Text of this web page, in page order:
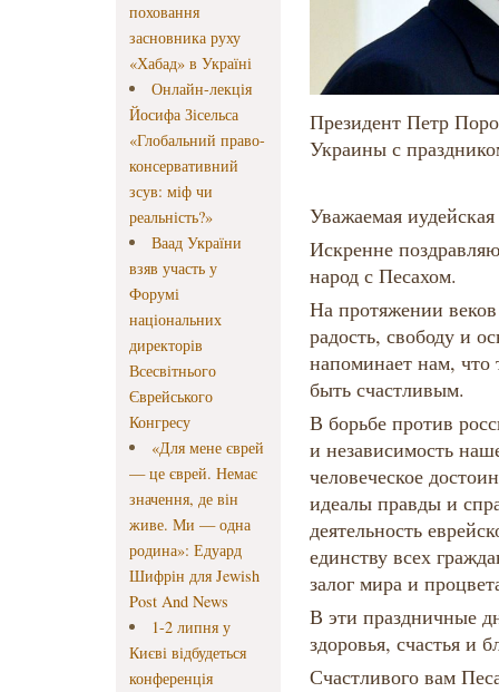
поховання
засновника руху
«Хабад» в Україні
Онлайн-лекція
Йосифа Зісельса
«Глобальний право-
консервативний
зсув: міф чи
реальність?»
Ваад України
взяв участь у
Форумі
національних
директорів
Всесвітнього
Єврейського
Конгресу
«Для мене єврей
— це єврей. Немає
значення, де він
живе. Ми — одна
родина»: Едуард
Шифрін для Jewish
Post And News
1-2 липня у
Києві відбудеться
конференція
Президент Петр
Украины с
Уважаемая
Искренне
народ с Песахом.
На протяжении
радость, свободу и
напоминает нам, что
быть счастливым.
В борьбе против
и независимость
человеческое
идеалы правды и
деятельность
единству всех
залог мира и
В эти праздничные
здоровья, счастья и
Счастливого вам